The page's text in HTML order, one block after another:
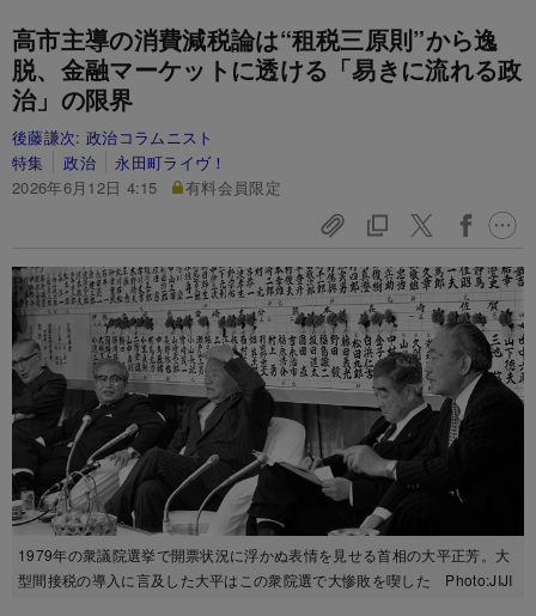
高市主導の消費減税論は“租税三原則”から逸
脱、金融マーケットに透ける「易きに流れる政
治」の限界
後藤謙次: 政治コラムニスト
特集
政治
永田町ライヴ！
2026年6月12日 4:15
有料会員限定
1979年の衆議院選挙で開票状況に浮かぬ表情を見せる首相の大平正芳。大
型間接税の導入に言及した大平はこの衆院選で大惨敗を喫した Photo:JIJI